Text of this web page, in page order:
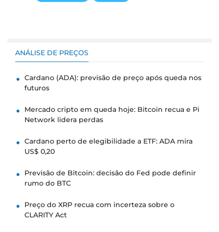
ANÁLISE DE PREÇOS
Cardano (ADA): previsão de preço após queda nos
futuros
Mercado cripto em queda hoje: Bitcoin recua e Pi
Network lidera perdas
Cardano perto de elegibilidade a ETF: ADA mira
US$ 0,20
Previsão de Bitcoin: decisão do Fed pode definir
rumo do BTC
Preço do XRP recua com incerteza sobre o
CLARITY Act